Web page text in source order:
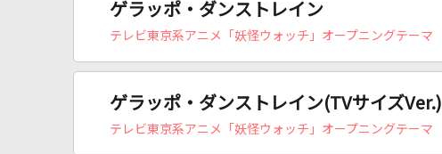
ゲラッポ・ダンストレイン
テレビ東京系アニメ「妖怪ウォッチ」オープニングテーマ
ゲラッポ・ダンストレイン(TVサイズVer.)
テレビ東京系アニメ「妖怪ウォッチ」オープニングテーマ